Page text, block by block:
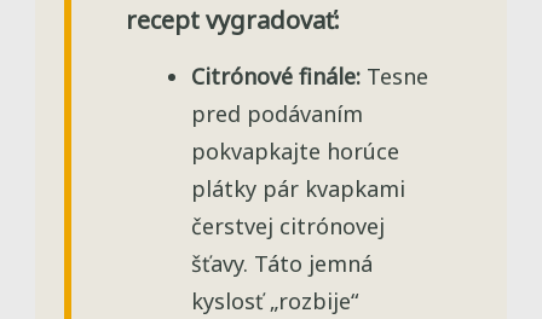
recept vygradovať:
Citrónové finále: Tesne
pred podávaním
pokvapkajte horúce
plátky pár kvapkami
čerstvej citrónovej
šťavy. Táto jemná
kyslosť „rozbije“